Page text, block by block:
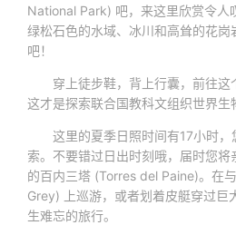
National Park) 吧，来这里欣赏令人
绿松石色的水域、冰川和高耸的花岗
吧！
穿上徒步鞋，背上行囊，前往这
这才是探索联合国教科文组织世界生
这里的夏季日照时间有17小时
索。不要错过日出时刻哦，届时您
的百内三塔 (Torres del Paine)。在
Grey) 上巡游，或者划着皮艇穿过巨
生难忘的旅行。